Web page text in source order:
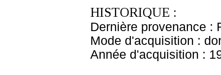
HISTORIQUE :
Dernière provenance :
Mode d'acquisition :
Année d'acquisition :